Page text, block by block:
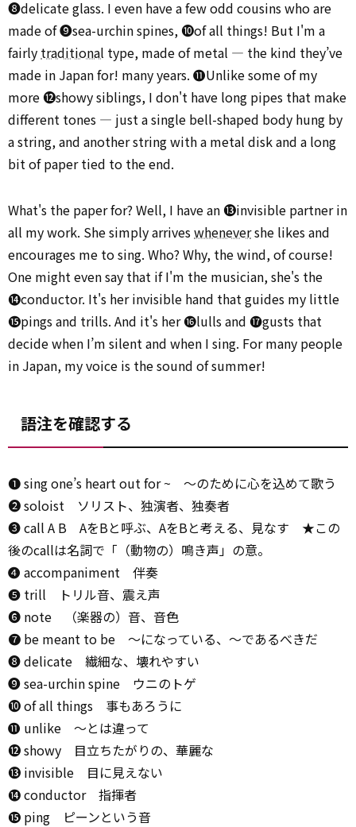
➑delicate glass. I even have a few odd cousins who are
made of ➒sea-urchin spines, ➓of all things! But I'm a
fairly traditional type, made of metal — the kind they’ve
made in Japan for! many years. ⓫Unlike some of my
more ⓬showy siblings, I don't have long pipes that make
different tones — just a single bell-shaped body hung by
a string, and another string with a metal disk and a long
bit of paper tied to the end.
What's the paper for? Well, I have an ⓭invisible partner in
all my work. She simply arriveswhenevershe likes and
encourages me to sing. Who? Why, the wind, of course!
One might even say that if I'm the musician, she's the
⓮conductor. It's her invisible hand that guides my little
⓯pings and trills. And it's her ⓰lulls and ⓱gusts that
decide when I’m silent and when I sing. For many people
in Japan, my voice is the sound of summer!
語注を確認する
➊ sing one’s heart out for ~ ～のために心を込めて歌う
➋ soloist ソリスト、独演者、独奏者
➌ call A B AをBと呼ぶ、AをBと考える、見なす ★この
後のcallは名詞で「（動物の）鳴き声」の意。
➍ accompaniment 伴奏
➎ trill トリル音、震え声
➏ note （楽器の）音、音色
➐ be meant to be ～になっている、～であるべきだ
➑ delicate 繊細な、壊れやすい
➒ sea-urchin spine ウニのトゲ
➓ of all things 事もあろうに
⓫ unlike ～とは違って
⓬ showy 目立ちたがりの、華麗な
⓭ invisible 目に見えない
⓮ conductor 指揮者
⓯ ping ピーンという音